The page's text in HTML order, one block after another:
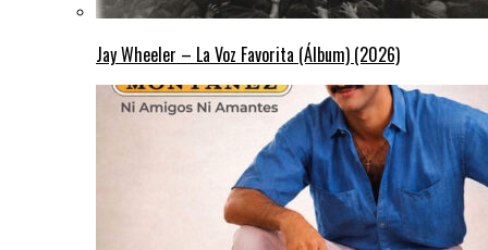
Jay Wheeler – La Voz Favorita (Álbum) (2026)